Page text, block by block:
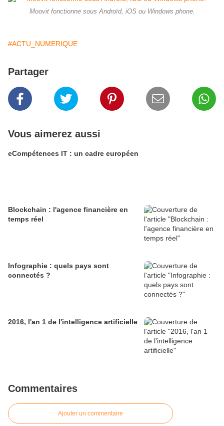
Moovit fonctionne sous Androïd, iOS ou Windows phone.
#ACTU_NUMERIQUE
Partager
Vous aimerez aussi
eCompétences IT : un cadre européen
Blockchain : l'agence financière en
temps réel
Infographie : quels pays sont
connectés ?
2016, l'an 1 de l'intelligence artificielle
Commentaires
Ajouter un commentaire